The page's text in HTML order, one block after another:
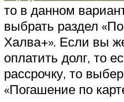
то в данном
выбрать раздел
Халва+». Если вы
оплатить долг, то
рассрочку, то
«Погашение по